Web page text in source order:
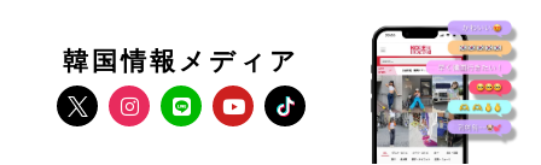
韓国情報メディア